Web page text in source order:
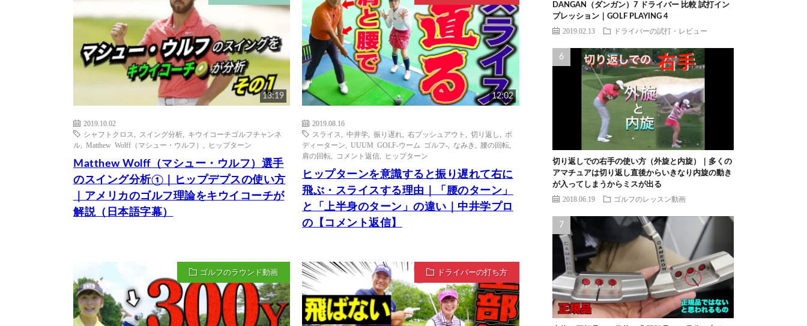
13:19
2019.10.02
シャフトクロス
スイング分析
キウイコーチゴルフチャンネ
ル
Matthew Wolff（マシュー・ウルフ） ヒップターン
Matthew Wolff（マシュー・ウルフ）選手
のスイング分析①｜ヒップデプスの使い方
｜アメリカのゴルフ理論をキウイコーチが
解説（日本語字幕）
12:02
2019.08.16
スライス
,中井学 ,振り遅れ ,右プッシュアウト ,切り返し
ボ
ディーターン
,UUUM GOLF-ウーム ゴルフ- なみき 腰の回転
肩の回転
コメント返信 ヒップターン
ヒップターンを意識すると振り遅れて右に
飛ぶ・スライスする理由｜「腰のターン」
と「上半身のターン」の違い｜中井学プロ
の【コメント返信】
ゴルフのラウンド動画 ドライバーの打ち方
DANGAN（ダンガン）7 ドライバー 比較 試打イン
プレッション｜GOLF PLAYING 4
2019.02.13 ドライバーの試打・レビュー
切り返しでの右手の使い方（外旋と内旋）｜多くの
アマチュアは切り返し直後からいきなり内旋の動き
が入ってしまうからミスが出る
2018.06.19 ゴルフのレッスン動画